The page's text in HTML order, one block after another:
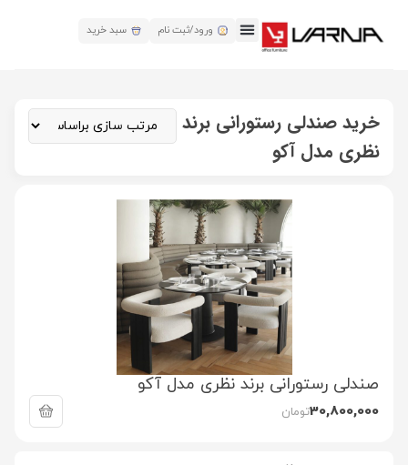
ورود/ثبت نام سبد خرید
خرید صندلی رستورانی برند
نظری مدل آکو
صندلی رستورانی برند نظری مدل آکو
30,800,000تومان